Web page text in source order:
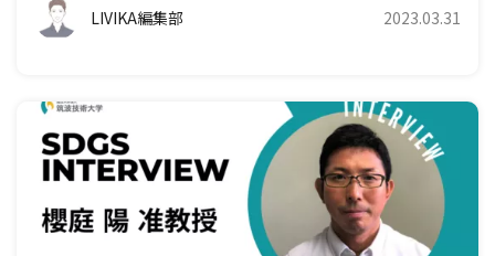
LIVIKA編集部 2023.03.31